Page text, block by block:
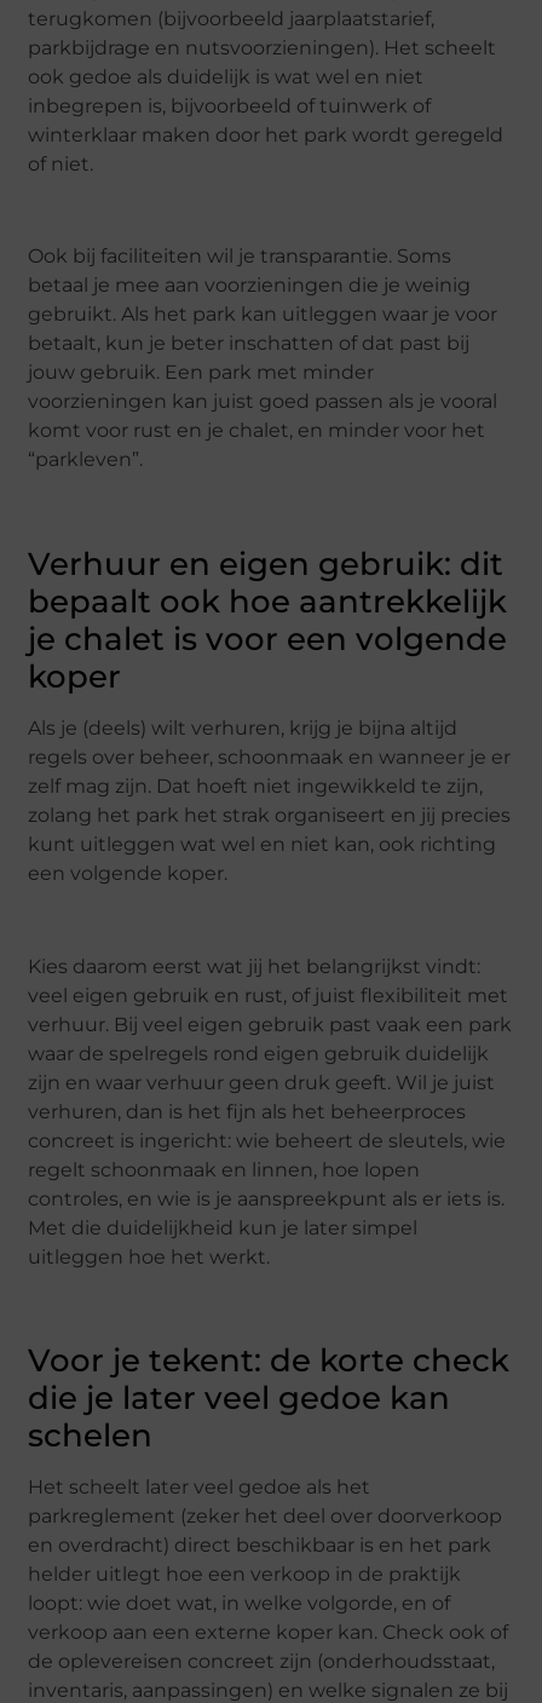
terugkomen (bijvoorbeeld jaarplaatstarief,
parkbijdrage en nutsvoorzieningen). Het scheelt
ook gedoe als duidelijk is wat wel en niet
inbegrepen is, bijvoorbeeld of tuinwerk of
winterklaar maken door het park wordt geregeld
of niet.
Ook bij faciliteiten wil je transparantie. Soms
betaal je mee aan voorzieningen die je weinig
gebruikt. Als het park kan uitleggen waar je voor
betaalt, kun je beter inschatten of dat past bij
jouw gebruik. Een park met minder
voorzieningen kan juist goed passen als je vooral
komt voor rust en je chalet, en minder voor het
“parkleven”.
Verhuur en eigen gebruik: dit
bepaalt ook hoe aantrekkelijk
je chalet is voor een volgende
koper
Als je (deels) wilt verhuren, krijg je bijna altijd
regels over beheer, schoonmaak en wanneer je er
zelf mag zijn. Dat hoeft niet ingewikkeld te zijn,
zolang het park het strak organiseert en jij precies
kunt uitleggen wat wel en niet kan, ook richting
een volgende koper.
Kies daarom eerst wat jij het belangrijkst vindt:
veel eigen gebruik en rust, of juist flexibiliteit met
verhuur. Bij veel eigen gebruik past vaak een park
waar de spelregels rond eigen gebruik duidelijk
zijn en waar verhuur geen druk geeft. Wil je juist
verhuren, dan is het fijn als het beheerproces
concreet is ingericht: wie beheert de sleutels, wie
regelt schoonmaak en linnen, hoe lopen
controles, en wie is je aanspreekpunt als er iets is.
Met die duidelijkheid kun je later simpel
uitleggen hoe het werkt.
Voor je tekent: de korte check
die je later veel gedoe kan
schelen
Het scheelt later veel gedoe als het
parkreglement (zeker het deel over doorverkoop
en overdracht) direct beschikbaar is en het park
helder uitlegt hoe een verkoop in de praktijk
loopt: wie doet wat, in welke volgorde, en of
verkoop aan een externe koper kan. Check ook of
de oplevereisen concreet zijn (onderhoudsstaat,
inventaris, aanpassingen) en welke signalen ze bij